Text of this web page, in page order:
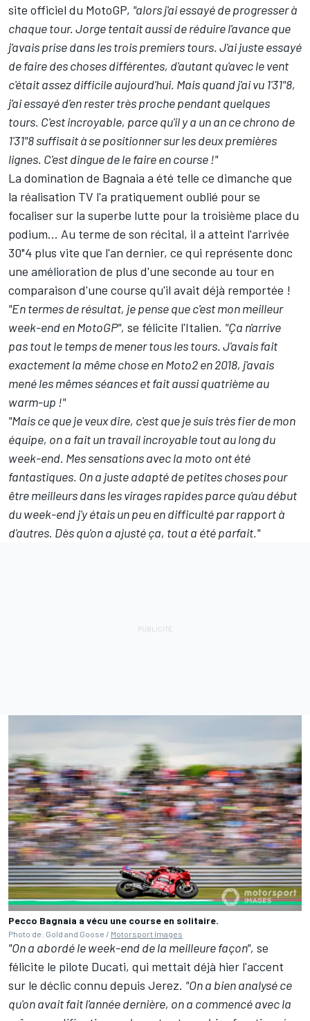
site officiel du MotoGP, "alors j'ai essayé de progresser à
chaque tour. Jorge tentait aussi de réduire l'avance que
j'avais prise dans les trois premiers tours. J'ai juste essayé
de faire des choses différentes, d'autant qu'avec le vent
c'était assez difficile aujourd'hui. Mais quand j'ai vu 1'31"8,
j'ai essayé d'en rester très proche pendant quelques
tours. C'est incroyable, parce qu'il y a un an ce chrono de
1'31"8 suffisait à se positionner sur les deux premières
lignes. C'est dingue de le faire en course !"
La domination de Bagnaia a été telle ce dimanche que
la réalisation TV l'a pratiquement oublié pour se
focaliser sur la superbe lutte pour la troisième place du
podium… Au terme de son récital, il a atteint l'arrivée
30"4 plus vite que l'an dernier, ce qui représente donc
une amélioration de plus d'une seconde au tour en
comparaison d'une course qu'il avait déjà remportée !
"En termes de résultat, je pense que c'est mon meilleur
week-end en MotoGP", se félicite l'Italien. "Ça n'arrive
pas tout le temps de mener tous les tours. J'avais fait
exactement la même chose en Moto2 en 2018, j'avais
mené les mêmes séances et fait aussi quatrième au
warm-up !"
"Mais ce que je veux dire, c'est que je suis très fier de mon
équipe, on a fait un travail incroyable tout au long du
week-end. Mes sensations avec la moto ont été
fantastiques. On a juste adapté de petites choses pour
être meilleurs dans les virages rapides parce qu'au début
du week-end j'y étais un peu en difficulté par rapport à
d'autres. Dès qu'on a ajusté ça, tout a été parfait."
Pecco Bagnaia a vécu une course en solitaire.
Photo de: Gold and Goose / Motorsport Images
"On a abordé le week-end de la meilleure façon", se
félicite le pilote Ducati, qui mettait déjà hier l'accent
sur le déclic connu depuis Jerez. "On a bien analysé ce
qu'on avait fait l'année dernière, on a commencé avec la